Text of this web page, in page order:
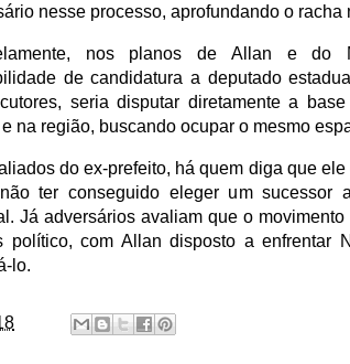
nesse processo, aprofundando o racha
nos planos de Allan e do
de candidatura a deputado
seria disputar diretamente a
na região, buscando ocupar o mesmo
do ex-prefeito, há quem diga que
ter conseguido eleger um sucessor
Já adversários avaliam que o
político, com Allan disposto a enfrentar
lo.